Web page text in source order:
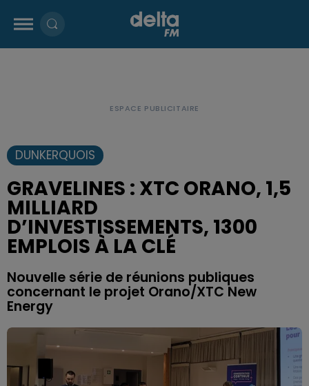
DUNKERQUOIS
GRAVELINES : XTC ORANO, 1,5
MILLIARD
D’INVESTISSEMENTS, 1300
EMPLOIS À LA CLÉ
Nouvelle série de réunions publiques
concernant le projet Orano/XTC New
Energy